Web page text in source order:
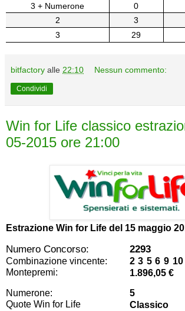
3 + Numerone
0
2
3
3
29
bitfactory alle 22:10 Nessun commento:
Condividi
Win for Life classico
05-2015 ore 21:00
Estrazione Win for Life del 15 maggio
Numero Concorso: 2293
Combinazione vincente:
2 3 5 6 9
Montepremi:
1.896,05 €
Numerone:
5
Quote Win for Life
Classico